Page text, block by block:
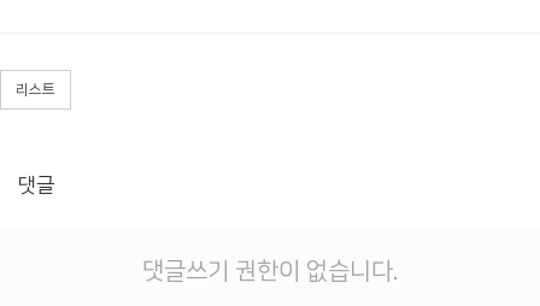
리스트
댓글
댓글쓰기 권한이 없습니다.